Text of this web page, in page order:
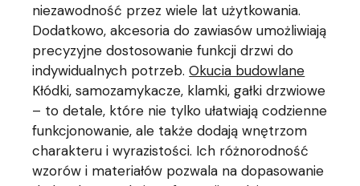
niezawodność przez wiele lat użytkowania.
Dodatkowo, akcesoria do zawiasów umożliwiają
precyzyjne dostosowanie funkcji drzwi do
indywidualnych potrzeb.Okucia budowlane
Kłódki, samozamykacze, klamki, gałki drzwiowe
– to detale, które nie tylko ułatwiają codzienne
funkcjonowanie, ale także dodają wnętrzom
charakteru i wyrazistości. Ich różnorodność
wzorów i materiałów pozwala na dopasowanie